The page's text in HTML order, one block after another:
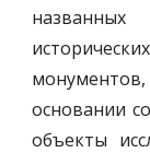
названных
монументов,
основании
объекты